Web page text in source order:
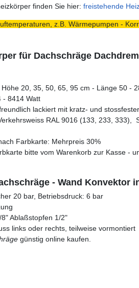
finden Sie hier: freistehende
z.B. Wärmepumpen -
für Dachschräge
20, 35, 50, 65, 95 cm - Länge 50 -
- 8414 Watt
lackiert mit kratz- und
RAL 9016 (133, 233, 333),
Farbkarte: Mehrpreis 30%
bitte vom Warenkorb zur Kasse -
- Wand Konvektor
20 bar, Betriebsdruck: 6 bar
Ablaßstopfen 1/2"
links oder rechts, teilweise vormontiert
günstig online kaufen.